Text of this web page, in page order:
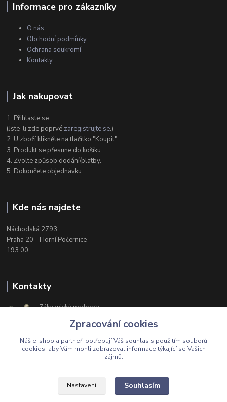
Informace pro zákazníky
O nás
Obchodní podmínky
Ochrana soukromí
Kontakty
Jak nakupovat
1. Přihlaste se.
(Jste-li zde poprvé zaregistrujte se.)
2. U zboží klikněte na tlačítko "Koupit"
3. Produkt se přesune do košíku.
4. Zvolte způsob dodání/platby.
5. Dokončete objednávku.
Kde nás najdete
Náchodská 2793
Praha 20 - Horní Počernice
193 00
Kontakty
Zákaznická podpora
+420 603 174 975
Po-Čt, 8-16 hod. Pá 8-14 hod.
Upravit sběr cookies.
Zpracování cookies
Náš e-shop a partneři potřebují Váš souhlas s použitím souborů
cookies, aby Vám mohli zobrazovat informace týkající se Vašich
zájmů.
Nastavení Souhlasím